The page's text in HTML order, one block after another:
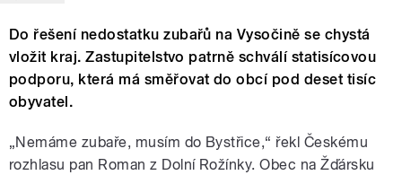
Do řešení nedostatku zubařů na Vysočině se chystá
vložit kraj. Zastupitelstvo patrně schválí statisícovou
podporu, která má směřovat do obcí pod deset tisíc
obyvatel.
„Nemáme zubaře, musím do Bystřice,“ řekl Českému
rozhlasu pan Roman z Dolní Rožínky. Obec na Žďársku